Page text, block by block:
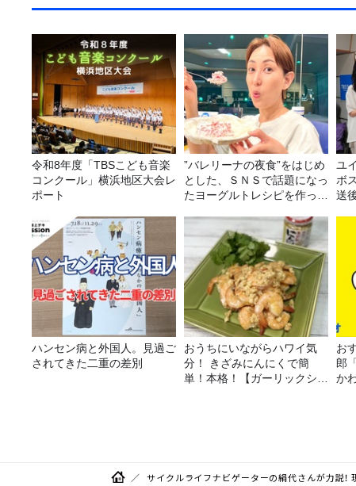
令和8年度「TBSこども音楽
コンクール」横浜地区大会レ
ポート
”バレリーナの夜食”をはじめ
とした、ＳＮＳで話題になっ
たヨーグルトレシピを作って
ユ
ボ
送
ハンセン病と外国人。見過ご
されてきた二重の差別
おうちにいながらハワイ気
分！ きざみにんにくで簡
単！本格！【ガーリックシュ
お
郎
か
サイクルライフナビゲーターの絹代さんが力説